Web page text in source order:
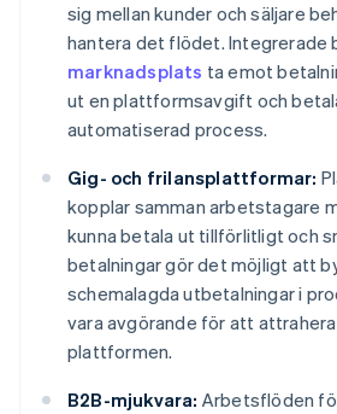
sig mellan kunder och säljare
hantera det flödet. Integrerade
marknadsplats ta emot
ut en plattformsavgift och
automatiserad process.
Gig- och frilansplattformar:
kopplar samman arbetstagare
kunna betala ut tillförlitligt och
betalningar gör det möjligt att
schemalagda utbetalningar i
vara avgörande för att
plattformen.
B2B-mjukvara: Arbetsflöden